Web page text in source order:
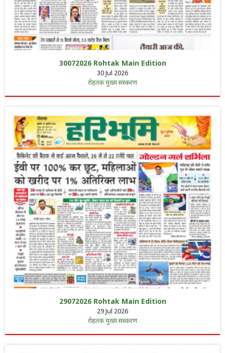
30072026 Rohtak Main Edition
30 Jul 2026
रोहतक मुख्य संस्करण
29072026 Rohtak Main Edition
29 Jul 2026
रोहतक मुख्य संस्करण